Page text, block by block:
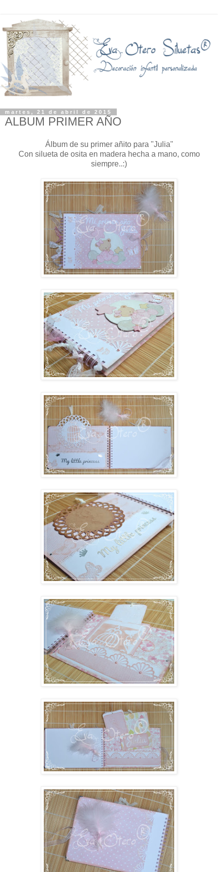
martes, 21 de abril de 2015
ALBUM PRIMER AÑO
Álbum de su primer añito para "Julia"
Con silueta de osita en madera hecha a mano, como
siempre..:)